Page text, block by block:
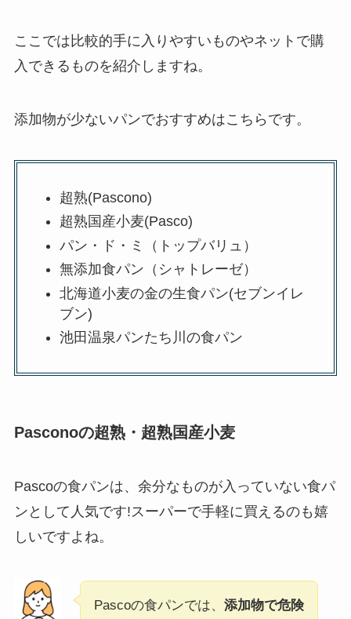
ここでは比較的手に入りやすいものやネットで購
入できるものを紹介しますね。
添加物が少ないパンでおすすめはこちらです。
超熟(Pascono)
超熟国産小麦(Pasco)
パン・ド・ミ（トップバリュ）
無添加食パン（シャトレーゼ）
北海道小麦の金の生食パン(セブンイレ
ブン)
池田温泉パンたち川の食パン
Pasconoの超熟・超熟国産小麦
Pascoの食パンは、余分なものが入っていない食パ
ンとして人気です!スーパーで手軽に買えるのも嬉
しいですよね。
Pascoの食パンでは、 添加物で危険